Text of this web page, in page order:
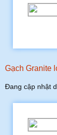
Gạch Granite
Đang cập nhật